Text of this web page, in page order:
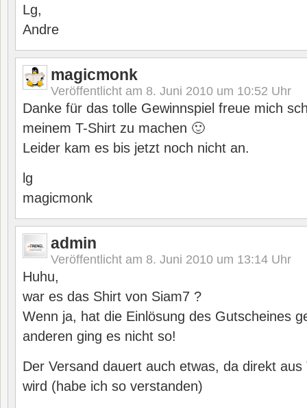
Lg,
Andre
magicmonk
Veröffentlicht am 8. Juni 2010 um 10:52 Uhr
Danke für das tolle Gewinnspiel freue mich
meinem T-Shirt zu machen 🙂
Leider kam es bis jetzt noch nicht an.
lg
magicmonk
admin
Veröffentlicht am 8. Juni 2010 um 13:14 Uhr
Huhu,
war es das Shirt von Siam7 ?
Wenn ja, hat die Einlösung des Gutscheines
anderen ging es nicht so!
Der Versand dauert auch etwas, da direkt
wird (habe ich so verstanden)